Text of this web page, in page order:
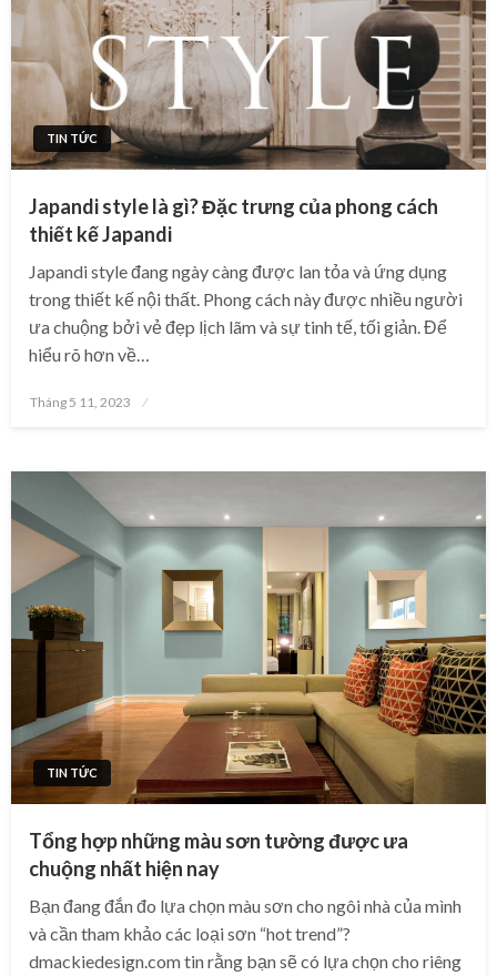
TIN TỨC
Japandi style là gì? Đặc trưng của phong cách
thiết kế Japandi
Japandi style đang ngày càng được lan tỏa và ứng dụng
trong thiết kế nội thất. Phong cách này được nhiều người
ưa chuộng bởi vẻ đẹp lịch lãm và sự tinh tế, tối giản. Để
hiểu rõ hơn về…
Posted
Tháng 5 11, 2023
TIN TỨC
Tổng hợp những màu sơn tường được ưa
chuộng nhất hiện nay
Bạn đang đắn đo lựa chọn màu sơn cho ngôi nhà của mình
và cần tham khảo các loại sơn “hot trend”?
dmackiedesign.com tin rằng bạn sẽ có lựa chọn cho riêng